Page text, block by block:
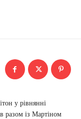
у рівнянні
разом із Мартіном